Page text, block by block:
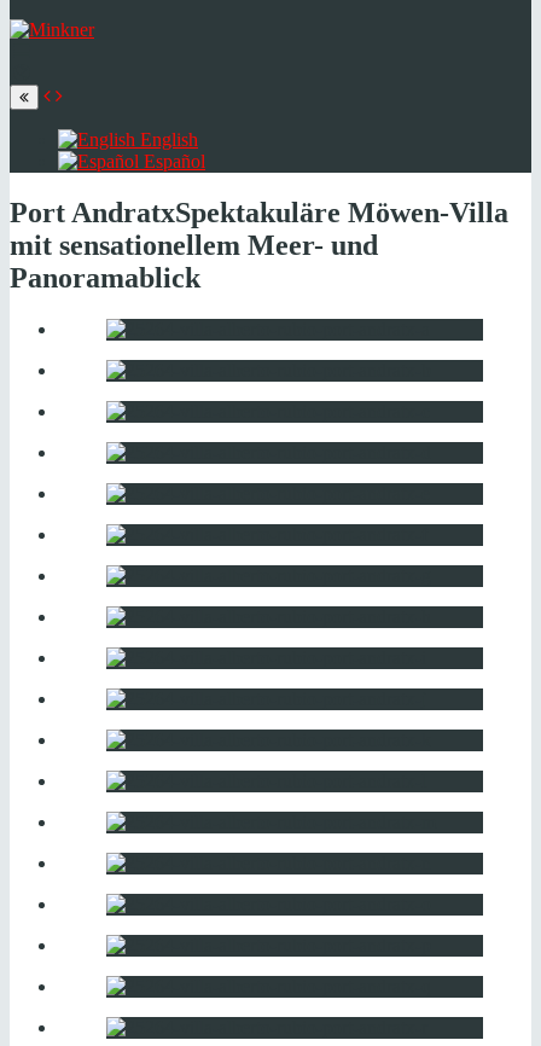
language
English
Español
Port AndratxSpektakuläre Möwen-Villa
mit sensationellem Meer- und
Panoramablick